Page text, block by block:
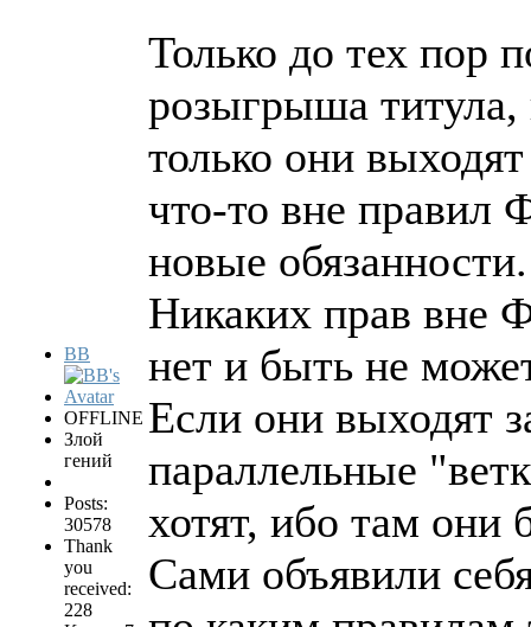
BB
OFFLINE
Злой
гений
Posts:
30578
Thank
you
received:
228
Только до тех пор
розыгрыша
только они
что-то вне правил
новые обязанности.
Никаких прав
нет и быть не
Если они выходят
параллельные
хотят, ибо там они
Сами объявили